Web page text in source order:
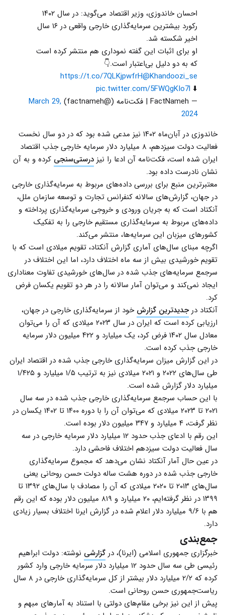
احسان خاندوزی، وزیر اقتصاد می‌گوید: در سال ۱۴۰۲
رکورد بیشترین سرمایه‌گذاری خارجی واقعی در ۱۶ سال
اخیر شکسته شد.
او برای اثبات این گفته نموداری هم منتشر کرده است
که به دو دلیل بی‌اعتبار است.👇
https://t.co/7QLKjpwfrH@Khandoozi_se
⬇️
pic.twitter.com/5FWQgKIo7l
— FactNameh | فکت‌نامه (@factnameh)
March 29,
2024
خاندوزی در آبان‌ماه ۱۴۰۲ نیز مدعی شده بود که در دو سال نخست
فعالیت دولت سیزدهم، ۸ میلیارد دلار سرمایه خارجی جذب اقتصاد
ایران شده است، فکت‌نامه آن ادعا را نیز درستی‌سنجی کرده و به آن
نشان نادرست داده بود.
معتبرترین منبع برای بررسی داده‌های مربوط به سرمایه‌گذاری خارجی
در جهان، گزارش‌های سالانه کنفرانس تجارت و توسعه سازمان ملل،
آنکتاد است که به جریان ورودی و خروجی سرمایه‌گذاری پرداخته و
داده‌های مربوط به سرمایه‌گذاری مستقیم خارجی را به تفکیک
کشورهای میزبان این سرمایه‌ها، منتشر می‌کند.
اگرچه مبنای سال‌های آماری گزارش آنکتاد، تقویم میلادی است که با
تقویم خورشیدی بیش از سه ماه اختلاف دارد، اما این اختلاف در
سرجمع سرمایه‌های جذب شده در سال‌های خورشیدی تفاوت معناداری
ایجاد نمی‌‌کند و می‌توان آمار سالانه را در هر دو تقویم یکسان فرض
کرد.
آنکتاد درجدیدترین گزارش خود از سرمایه‌گذاری خارجی در جهان،
ارزیابی کرده است که ایران در سال ۲۰۲۳ میلادی که آن را می‌توان
معادل سال ۱۴۰۲ فرض کرد، یک میلیارد و ۴۲۲ میلیون دلار سرمایه
خارجی جذب کرده است.
در این گزارش میزان سرمایه‌گذاری خارجی جذب شده در اقتصاد ایران
طی سال‌های ۲۰۲۲ و ۲۰۲۱ میلادی نیز به ترتیب ۱/۵ میلیارد و ۱/۴۲۵
میلیارد دلار گزارش شده است.
با این حساب سرجمع سرمایه‌گذاری خارجی جذب شده در سه سال
۲۰۲۱ تا ۲۰۲۳ میلادی که می‌توان آن را با دوره ۱۴۰۰ تا ۱۴۰۲ یکسان در
نظر گرفت، ۴ میلیارد و ۳۴۷ میلیون دلار بوده است.
این رقم با ادعای جذب حدود ۱۲ میلیارد دلار سرمایه خارجی در سه
سال فعالیت دولت سیزدهم اختلاف فاحشی دارد.
در عین حال آمار آنکتاد نشان می‌دهد که مجموع سرمایه‌گذاری
خارجی جذب شده در دوره هشت ساله دولت حسن روحانی یعنی
سال‌های ۲۰۱۳ تا ۲۰۲۰ میلادی که آن را مصادف با سال‌های ۱۳۹۲ تا
۱۳۹۹ در نظر گرفته‌ایم، ۲۰ میلیارد و ۸۱۹ میلیون دلار بوده که این رقم
هم با ۹/۶ میلیارد دلار اعلام شده در گزارش ایرنا اختلاف بسیار زیادی
دارد.
جمع‌بندی
خبرگزاری جمهوری اسلامی (ایرنا)، در گزارشی نوشته: دولت ابراهیم
رئیسی طی سه سال حدود ۱۲ میلیارد دلار سرمایه خارجی وارد کشور
کرده که ۲/۲ میلیارد دلار بیشتر از کل سرمایه‌گذاری خارجی در ۸ سال
ریاست‌جمهوری حسن روحانی است.
پیش از این نیز برخی مقام‌های دولتی با استناد به آمارهای مبهم و